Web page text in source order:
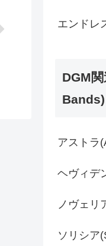
エンドレ
DGM
Bands)
アストラ
ヘヴィデ
ノヴェリ
ソリシア